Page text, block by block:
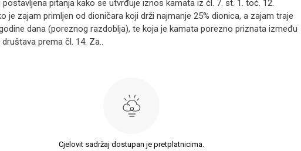
pitanja kako se utvrđuje iznos kamata iz čl. 7. st. 1. toč. 12.
je zajam primljen od dioničara koji drži najmanje 25% dionica, a zajam traje
dana (poreznog razdoblja), te koja je kamata porezno priznata između
prema čl. 14. Za..
Cjelovit sadržaj dostupan je pretplatnicima.